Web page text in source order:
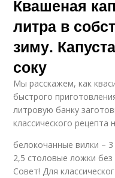
Квашеная
литра в
зиму.
соку
Мы расскажем, как
быстрого
литровую банку
классического рецепта
белокочанные вилки –
2,5 столовые ложки без
Совет! Для